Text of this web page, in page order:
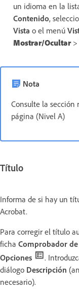
un idioma en la
Contenido,
Vista o el menú
Mostrar/Ocultar>
Nota
Consulte la sección
página (Nivel A)
Título
Informa de si hay un
Acrobat.
Para corregir el título
ficha Comprobador
Opciones
.
diálogo Descripción
necesario).